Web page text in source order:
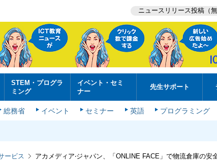
ニュースリリース投稿（無
STEM・プログラ
ミング
イベント・セミ
ナー
先生サポート
総務省 イベント セミナー 英語 プログラミング
ービス
アカメディア‧ジャパン、「ONLINE FACE」で物流倉庫の安